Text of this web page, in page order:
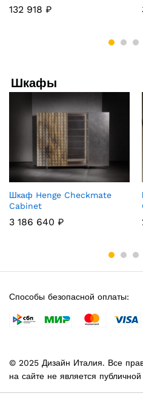
132 918 ₽
Шкафы
Шкаф Henge Checkmate
Cabinet
3 186 640 ₽
© 2025 Дизайн Италия. Все
на сайте не является
Способы безопасной оплаты: